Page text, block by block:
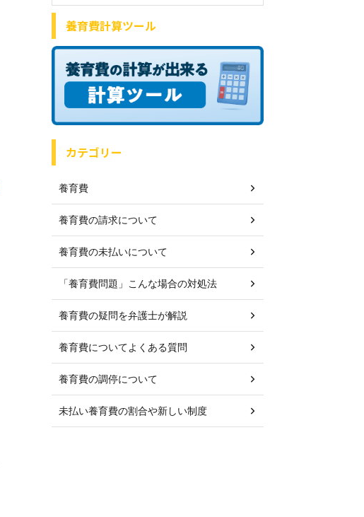
養育費計算ツール
カテゴリー
養育費
養育費の請求について
養育費の未払いについて
「養育費問題」こんな場合の対処法
養育費の疑問を弁護士が解説
養育費についてよくある質問
養育費の調停について
未払い養育費の割合や新しい制度